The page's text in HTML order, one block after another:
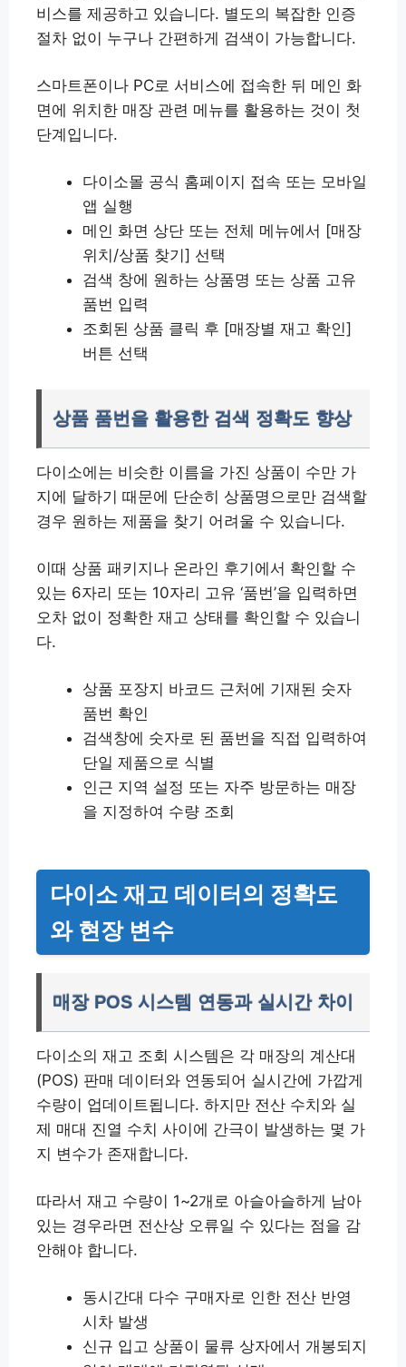
비스를 제공하고 있습니다. 별도의 복잡한 인증
절차 없이 누구나 간편하게 검색이 가능합니다.
스마트폰이나 PC로 서비스에 접속한 뒤 메인 화
면에 위치한 매장 관련 메뉴를 활용하는 것이 첫
단계입니다.
다이소몰 공식 홈페이지 접속 또는 모바일
앱 실행
메인 화면 상단 또는 전체 메뉴에서 [매장
위치/상품 찾기] 선택
검색 창에 원하는 상품명 또는 상품 고유
품번 입력
조회된 상품 클릭 후 [매장별 재고 확인]
버튼 선택
상품 품번을 활용한 검색 정확도 향상
다이소에는 비슷한 이름을 가진 상품이 수만 가
지에 달하기 때문에 단순히 상품명으로만 검색할
경우 원하는 제품을 찾기 어려울 수 있습니다.
이때 상품 패키지나 온라인 후기에서 확인할 수
있는 6자리 또는 10자리 고유 ‘품번’을 입력하면
오차 없이 정확한 재고 상태를 확인할 수 있습니
다.
상품 포장지 바코드 근처에 기재된 숫자
품번 확인
검색창에 숫자로 된 품번을 직접 입력하여
단일 제품으로 식별
인근 지역 설정 또는 자주 방문하는 매장
을 지정하여 수량 조회
다이소 재고 데이터의 정확도
와 현장 변수
매장 POS 시스템 연동과 실시간 차이
다이소의 재고 조회 시스템은 각 매장의 계산대
(POS) 판매 데이터와 연동되어 실시간에 가깝게
수량이 업데이트됩니다. 하지만 전산 수치와 실
제 매대 진열 수치 사이에 간극이 발생하는 몇 가
지 변수가 존재합니다.
따라서 재고 수량이 1~2개로 아슬아슬하게 남아
있는 경우라면 전산상 오류일 수 있다는 점을 감
안해야 합니다.
동시간대 다수 구매자로 인한 전산 반영
시차 발생
신규 입고 상품이 물류 상자에서 개봉되지